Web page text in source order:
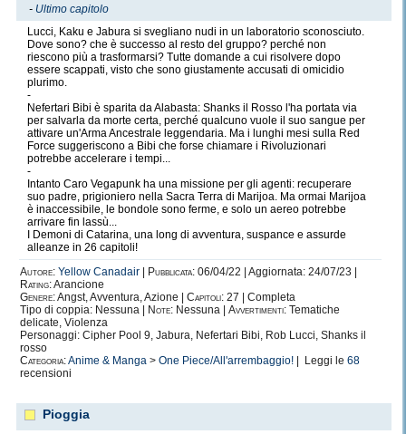
- Ultimo capitolo
Lucci, Kaku e Jabura si svegliano nudi in un laboratorio sconosciuto.
Dove sono? che è successo al resto del gruppo? perché non
riescono più a trasformarsi? Tutte domande a cui risolvere dopo
essere scappati, visto che sono giustamente accusati di omicidio
plurimo.
-
Nefertari Bibi è sparita da Alabasta: Shanks il Rosso l'ha portata via
per salvarla da morte certa, perché qualcuno vuole il suo sangue per
attivare un'Arma Ancestrale leggendaria. Ma i lunghi mesi sulla Red
Force suggeriscono a Bibi che forse chiamare i Rivoluzionari
potrebbe accelerare i tempi...
-
Intanto Caro Vegapunk ha una missione per gli agenti: recuperare
suo padre, prigioniero nella Sacra Terra di Marijoa. Ma ormai Marijoa
è inaccessibile, le bondole sono ferme, e solo un aereo potrebbe
arrivare fin lassù...
I Demoni di Catarina, una long di avventura, suspance e assurde
alleanze in 26 capitoli!
Autore: Yellow Canadair Pubblicata: 06/04/22 | Aggiornata: 24/07/23 |
Rating:Arancione
Genere:Angst, Avventura, Azione | Capitoli: 27 | Completa
Tipo di coppia: Nessuna |
Note: Nessuna | Avvertimenti: Tematiche
delicate, Violenza
Personaggi: Cipher Pool 9, Jabura, Nefertari Bibi, Rob Lucci, Shanks il
rosso
Categoria:Anime & Manga > One Piece/All'arrembaggio! | Leggi le 68
recensioni
Pioggia